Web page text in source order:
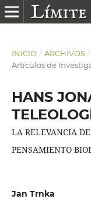
INICIO / ARCHIVOS /
Artículos de
HANS
LA RELEVANCIA
PENSAMIENTO
Jan Trnka